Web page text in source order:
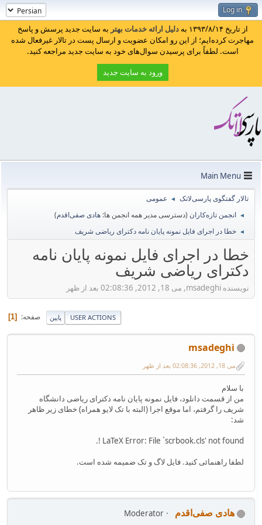
Log in
از تاریخ ۱۳۹۳/۸/۱۴ به دلیل ارائه خدمات بهتر به سایت جدید پرسش و پاسخ
مهاجرت کرده‌ایم؛ از این رو امکان عضویت و ارسال پست در تالار غیرفعال شده
است. لطفاً برای پرسیدن سوال‌های خود به سایت جدید مراجعه کنید.
ورود به سایت جدید
Main Menu
تالار گفتگوی پارسی‌لاتک ◄ عمومی
◄ انجمن تازه‌کاران (دسترسی مدیر همه انجمن ها: هادی صفی‌اقدم)
◄ خطا در اجرای فایل نمونه پایان نامه دکترای ریاضی شریف
خطا در اجرای فایل نمونه پایان نامه
دکترای ریاضی شریف
نویسنده msadeghi, می 18, 2012, 02:08:36 بعد از ظهر
پایین صفحه 1 USER ACTIONS
msadeghi
می 18, 2012, 02:08:36 بعد از ظهر
با سلام
من از قسمت دانلود، فایل نمونه پایان نامه دکترای ریاضی دانشگاه
شریف را گرفتم، اما موقع اجرا (البته با تک لایو همراه) خطای زیر ظاهر
شد:
‎‎! LaTeX Error: File `scrbook.cls' not found.
لطفا راهنمائی کنید. فایل لاگ و تک ضمیمه شده است.
هادی صفی‌اقدم Moderator